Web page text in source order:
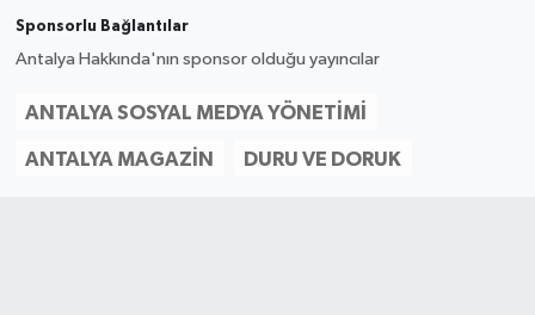
Sponsorlu Bağlantılar
Antalya Hakkında'nın sponsor olduğu yayıncılar
ANTALYA SOSYAL MEDYA YÖNETIMI
ANTALYA MAGAZIN DURU VE DORUK